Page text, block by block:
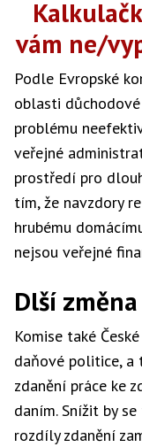
vám ne/
Podle Evropské
oblasti
problému
veřejné
prostředí pro
tím, že navzdory
hrubému
nejsou veřejné
Dlší
Komise také
daňové politice, a
zdanění práce ke
daním. Snížit by
rozdíly zdanění